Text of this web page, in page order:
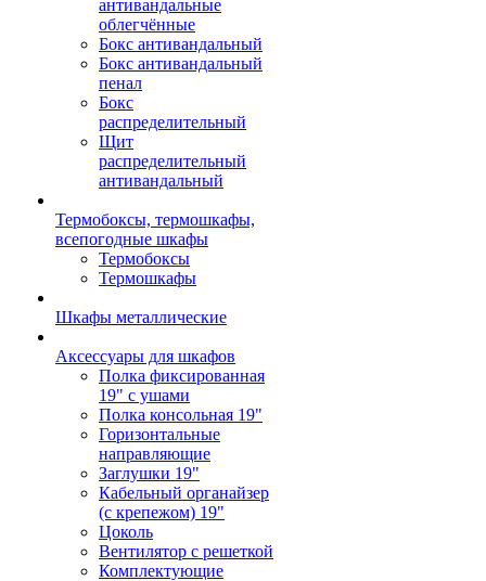
антивандальные
облегчённые
Бокс антивандальный
Бокс антивандальный
пенал
Бокс
распределительный
Щит
распределительный
антивандальный
Термобоксы, термошкафы,
всепогодные шкафы
Термобоксы
Термошкафы
Шкафы металлические
Аксессуары для шкафов
Полка фиксированная
19" с ушами
Полка консольная 19"
Горизонтальные
направляющие
Заглушки 19"
Кабельный органайзер
(с крепежом) 19"
Цоколь
Вентилятор с решеткой
Комплектующие